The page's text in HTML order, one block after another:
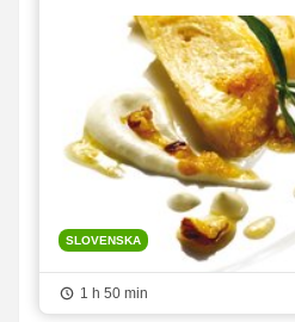
SLOVENSKA
1 h 50 min